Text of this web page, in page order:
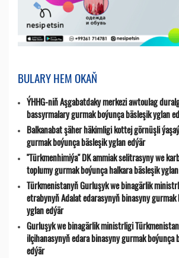
BULARY HEM OKAŇ
ÝHHG-niň Aşgabatdaky merkezi awtoulag
bassyrmalary gurmak boýunça bäsleşik yglan
Balkanabat şäher häkimligi kottej görnüşli
gurmak boýunça bäsleşik yglan edýär
"Türkmenhimiýa" DK ammiak selitrasyny we
toplumy gurmak boýunça halkara bäsleşik
Türkmenistanyň Gurluşyk we binagärlik
etrabynyň Adalat edarasynyň binasyny gurmak
yglan edýär
Gurluşyk we binagärlik ministrligi
ilçihanasynyň edara binasyny gurmak boýunça
edýär